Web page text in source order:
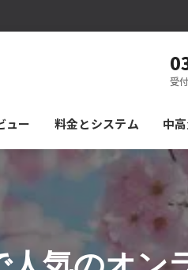
受
ュー 料⾦とシステム 中